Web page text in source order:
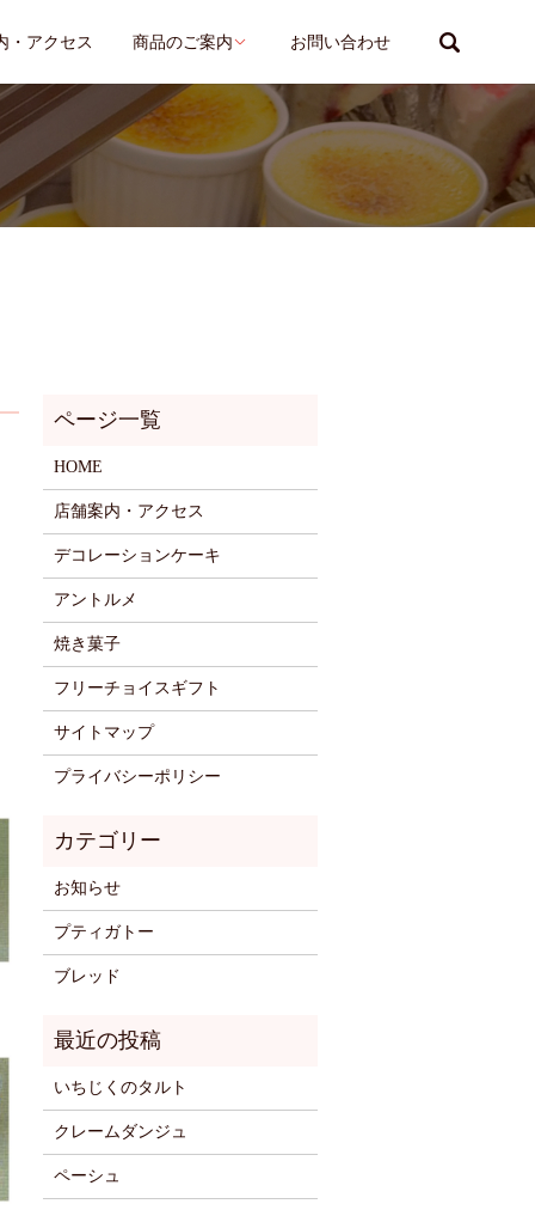
・アクセス 商品のご案内 お問い合わせ
HOME
店舗案内・アクセス
デコレーションケーキ
アントルメ
焼き菓子
フリーチョイスギフト
サイトマップ
プライバシーポリシー
お知らせ
プティガトー
ブレッド
いちじくのタルト
クレームダンジュ
ペーシュ